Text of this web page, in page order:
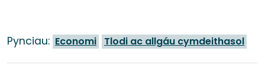
Pynciau: Economi Tlodi ac allgáu cymdeithasol